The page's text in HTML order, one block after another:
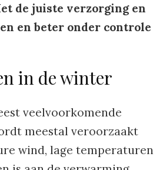
de juiste verzorging en
en beter onder controle
in de winter
veelvoorkomende
meestal veroorzaakt
wind, lage temperaturen